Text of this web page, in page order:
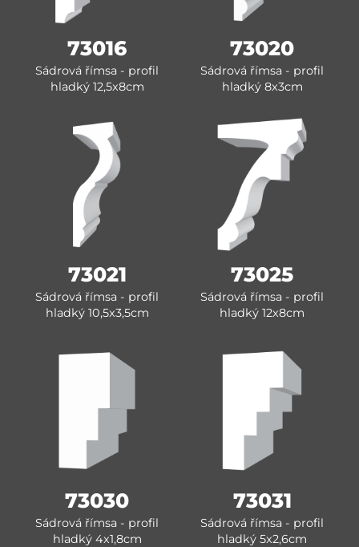
73016
Sádrová římsa - profil
hladký 12,5x8cm
73020
Sádrová římsa - profil
hladký 8x3cm
73021
Sádrová římsa - profil
hladký 10,5x3,5cm
73025
Sádrová římsa - profil
hladký 12x8cm
73030
Sádrová římsa - profil
hladký 4x1,8cm
73031
Sádrová římsa - profil
hladký 5x2,6cm